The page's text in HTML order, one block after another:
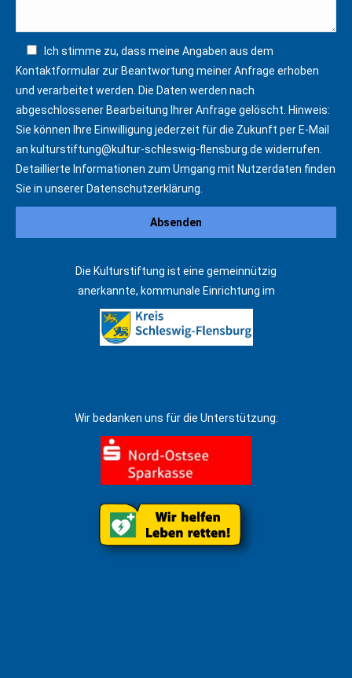
Ich stimme zu, dass meine Angaben aus dem
Kontaktformular zur Beantwortung meiner Anfrage erhoben
und verarbeitet werden. Die Daten werden nach
abgeschlossener Bearbeitung Ihrer Anfrage gelöscht. Hinweis:
Sie können Ihre Einwilligung jederzeit für die Zukunft per E-Mail
an kulturstiftung@kultur-schleswig-flensburg.de widerrufen.
Detaillierte Informationen zum Umgang mit Nutzerdaten finden
Sie in unserer Datenschutzerklärung
Die Kulturstiftung ist eine gemeinnützig
anerkannte, kommunale Einrichtung im
Wir bedanken uns für die Unterstützung: